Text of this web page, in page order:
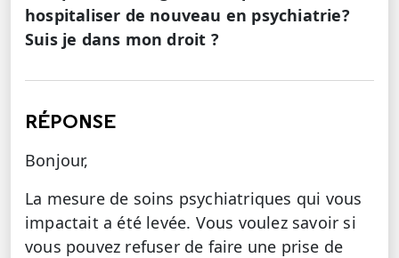
hospitaliser de nouveau en psychiatrie?
Suis je dans mon droit ?
RÉPONSE
Bonjour,
La mesure de soins psychiatriques qui vous
impactait a été levée. Vous voulez savoir si
vous pouvez refuser de faire une prise de